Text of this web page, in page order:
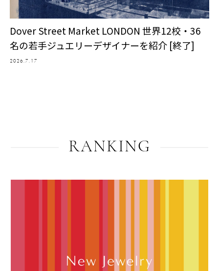
Dover Street Market LONDON 世界12校・36
名の若手ジュエリーデザイナーを紹介 [終了]
2026.7.17
RANKING